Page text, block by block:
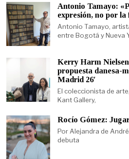
Antonio Tamayo:
expresión, no por la
Antonio Tamayo,
entre Bogotá y Nueva
Kerry Harm
propuesta danesa-
Madrid 26′
El coleccionista de
Kant Gallery,
Rocío Gómez:
Por Alejandra de
debuta